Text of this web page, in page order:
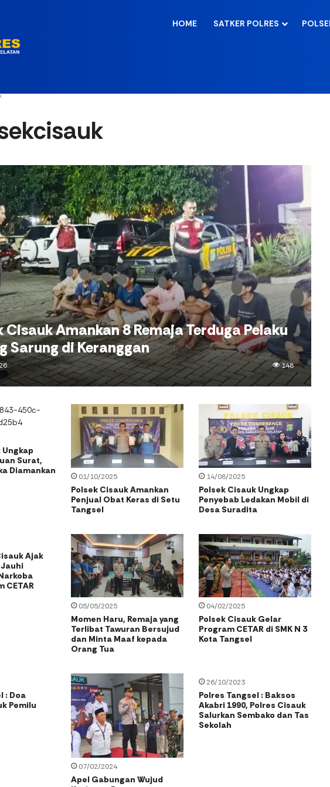
HOME SATKER POLRES
Cisauk Amankan 8 Remaja Terduga Pelaku
Sarung di Keranggan
148
Ungkap
Surat,
Diamankan
01/10/2025
Polsek Cisauk Amankan
Penjual Obat Keras di Setu
Tangsel
14/08/2025
Polsek Cisauk Ungkap
Penyebab Ledakan Mobil di
Desa Suradita
Ajak
Jauhi
CETAR
05/05/2025
Momen Haru, Remaja yang
Terlibat Tawuran Bersujud
dan Minta Maaf kepada
Orang Tua
04/02/2025
Polsek Cisauk Gelar
Program CETAR di SMK N 3
Kota Tangsel
: Doa
Pemilu
07/02/2024
Apel Gabungan Wujud
26/10/2023
Polres Tangsel : Baksos
Akabri 1990, Polres Cisauk
Salurkan Sembako dan Tas
Sekolah